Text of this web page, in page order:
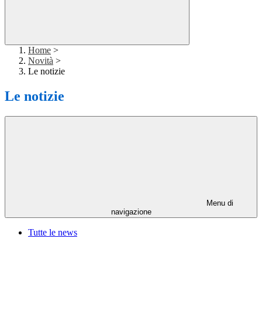
Home >
Novità >
Le notizie
Le notizie
Menu di
navigazione
Tutte le news